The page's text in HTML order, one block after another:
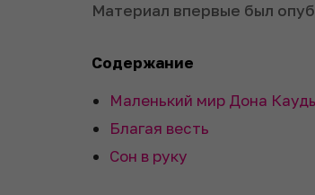
Материал впервые был
Содержание
Маленький мир Дона
Благая весть
Сон в руку